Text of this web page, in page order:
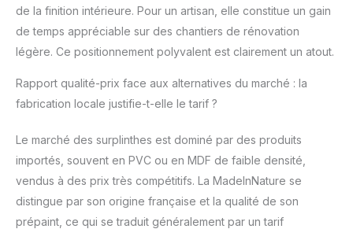
de la finition intérieure. Pour un artisan, elle constitue un gain
de temps appréciable sur des chantiers de rénovation
légère. Ce positionnement polyvalent est clairement un atout.
Rapport qualité-prix face aux alternatives du marché : la
fabrication locale justifie-t-elle le tarif ?
Le marché des surplinthes est dominé par des produits
importés, souvent en PVC ou en MDF de faible densité,
vendus à des prix très compétitifs. La MadeInNature se
distingue par son origine française et la qualité de son
prépaint, ce qui se traduit généralement par un tarif